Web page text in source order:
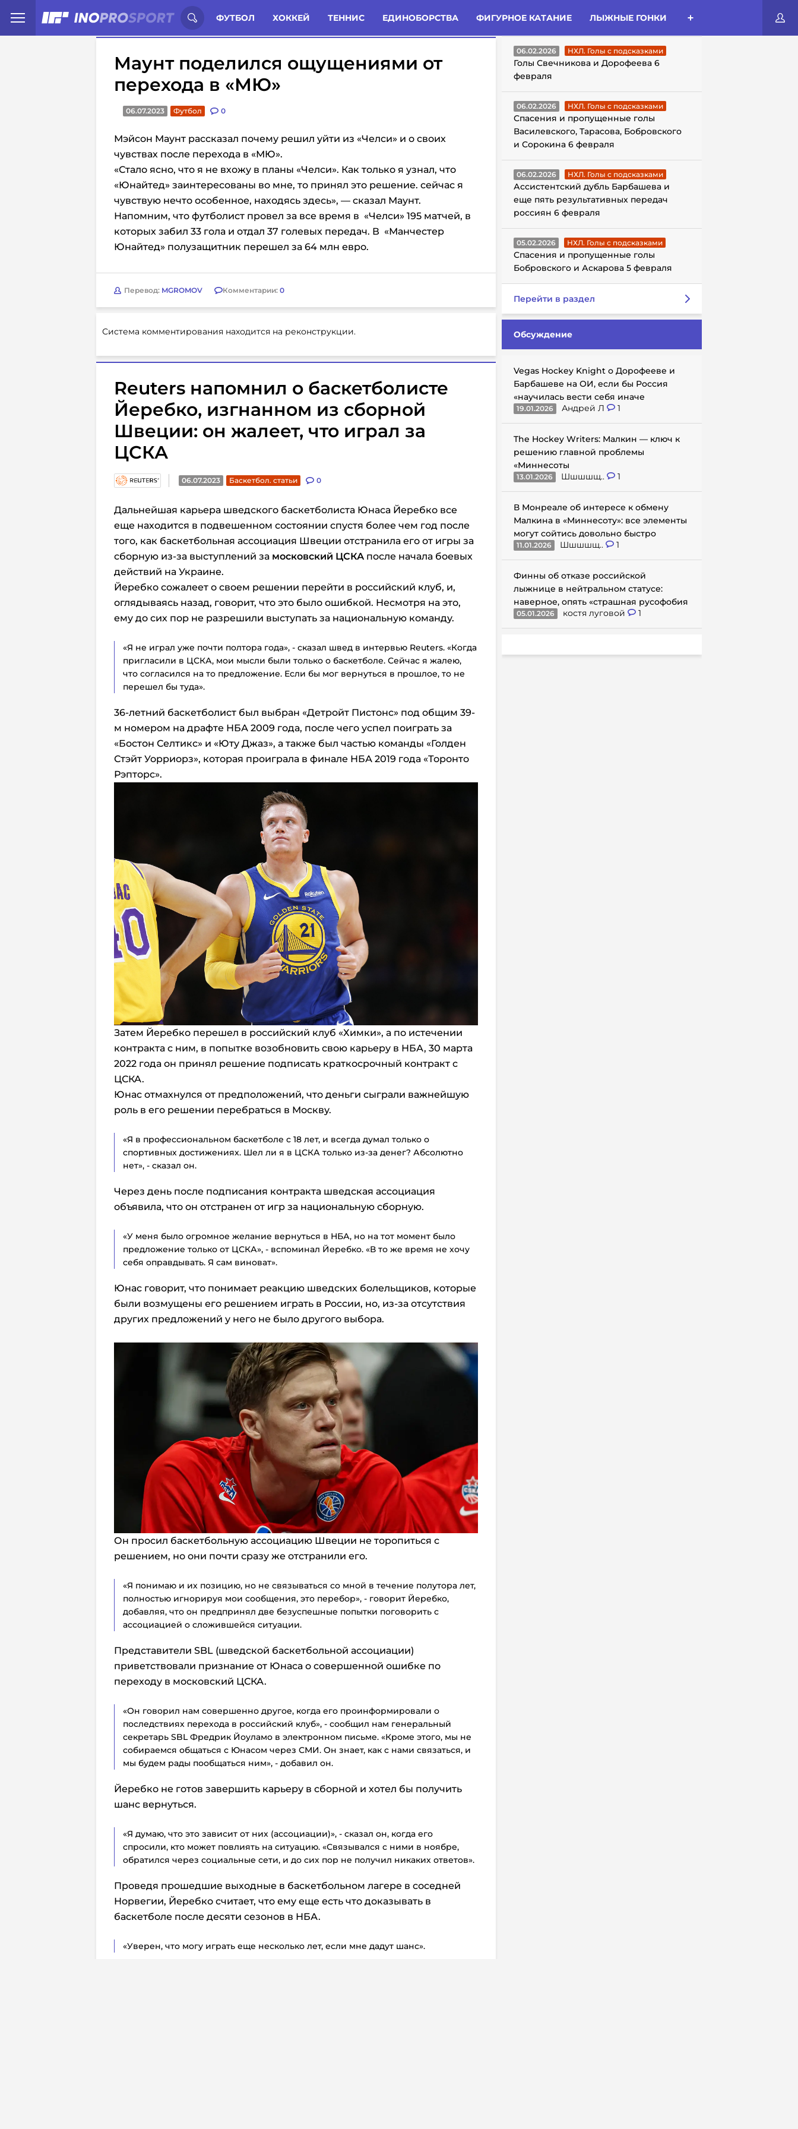
ФУТБОЛ ХОККЕЙ ТЕННИС ЕДИНОБОРСТВА ФИГУРНОЕ КАТАНИЕ ЛЫЖНЫЕ ГОНКИ
Иностранцы о спорте России: Статьи Комменты Новости
Маунт поделился ощущениями от
перехода в «МЮ»
06.07.2023 Футбол 0
Мэйсон Маунт рассказал почему решил уйти из «Челси» и о своих
чувствах после перехода в «МЮ».
«Стало ясно, что я не вхожу в планы «Челси». Как только я узнал, что
«Юнайтед» заинтересованы во мне, то принял это решение. сейчас я
чувствую нечто особенное, находясь здесь», — сказал Маунт.
Напомним, что футболист провел за все время в «Челси» 195 матчей, в
которых забил 33 гола и отдал 37 голевых передач. В «Манчестер
Юнайтед» полузащитник перешел за 64 млн евро.
Перевод: MGROMOV Комментарии: 0
Система комментирования находится на реконструкции.
Reuters напомнил о баскетболисте
Йеребко, изгнанном из сборной
Швеции: он жалеет, что играл за
ЦСКА
06.07.2023 Баскетбол. статьи 0
Дальнейшая карьера шведского баскетболиста Юнаса Йеребко все
еще находится в подвешенном состоянии спустя более чем год после
того, как баскетбольная ассоциация Швеции отстранила его от игры за
сборную из-за выступлений за московский ЦСКА после начала боевых
действий на Украине.
Йеребко сожалеет о своем решении перейти в российский клуб, и,
оглядываясь назад, говорит, что это было ошибкой. Несмотря на это,
ему до сих пор не разрешили выступать за национальную команду.
«Я не играл уже почти полтора года», - сказал швед в интервью Reuters. «Когда
пригласили в ЦСКА, мои мысли были только о баскетболе. Сейчас я жалею,
что согласился на то предложение. Если бы мог вернуться в прошлое, то не
перешел бы туда».
36-летний баскетболист был выбран «Детройт Пистонс» под общим 39-
м номером на драфте НБА 2009 года, после чего успел поиграть за
«Бостон Селтикс» и «Юту Джаз», а также был частью команды «Голден
Стэйт Уорриорз», которая проиграла в финале НБА 2019 года «Торонто
Рэпторс».
Затем Йеребко перешел в российский клуб «Химки», а по истечении
контракта с ним, в попытке возобновить свою карьеру в НБА, 30 марта
2022 года он принял решение подписать краткосрочный контракт с
ЦСКА.
Юнас отмахнулся от предположений, что деньги сыграли важнейшую
роль в его решении перебраться в Москву.
«Я в профессиональном баскетболе с 18 лет, и всегда думал только о
спортивных достижениях. Шел ли я в ЦСКА только из-за денег? Абсолютно
нет», - сказал он.
Через день после подписания контракта шведская ассоциация
объявила, что он отстранен от игр за национальную сборную.
«У меня было огромное желание вернуться в НБА, но на тот момент было
предложение только от ЦСКА», - вспоминал Йеребко. «В то же время не хочу
себя оправдывать. Я сам виноват».
Юнас говорит, что понимает реакцию шведских болельщиков, которые
были возмущены его решением играть в России, но, из-за отсутствия
других предложений у него не было другого выбора.
Он просил баскетбольную ассоциацию Швеции не торопиться с
решением, но они почти сразу же отстранили его.
«Я понимаю и их позицию, но не связываться со мной в течение полутора лет,
полностью игнорируя мои сообщения, это перебор», - говорит Йеребко,
добавляя, что он предпринял две безуспешные попытки поговорить с
ассоциацией о сложившейся ситуации.
Представители SBL (шведской баскетбольной ассоциации)
приветствовали признание от Юнаса о совершенной ошибке по
переходу в московский ЦСКА.
«Он говорил нам совершенно другое, когда его проинформировали о
последствиях перехода в российский клуб», - сообщил нам генеральный
секретарь SBL Фредрик Йоуламо в электронном письме. «Кроме этого, мы не
собираемся общаться с Юнасом через СМИ. Он знает, как с нами связаться, и
мы будем рады пообщаться ним», - добавил он.
Йеребко не готов завершить карьеру в сборной и хотел бы получить
шанс вернуться.
«Я думаю, что это зависит от них (ассоциации)», - сказал он, когда его
спросили, кто может повлиять на ситуацию. «Связывался с ними в ноябре,
обратился через социальные сети, и до сих пор не получил никаких ответов».
Проведя прошедшие выходные в баскетбольном лагере в соседней
Норвегии, Йеребко считает, что ему еще есть что доказывать в
баскетболе после десяти сезонов в НБА.
«Уверен, что могу играть еще несколько лет, если мне дадут шанс».
ГОЛЫ С ПОДСКАЗКАМИ
06.02.2026 НХЛ. Голы с подсказками
Голы Свечникова и Дорофеева 6
февраля
06.02.2026 НХЛ. Голы с подсказками
Спасения и пропущенные голы
Василевского, Тарасова, Бобровского
и Сорокина 6 февраля
06.02.2026 НХЛ. Голы с подсказками
Ассистентский дубль Барбашева и
еще пять результативных передач
россиян 6 февраля
05.02.2026 НХЛ. Голы с подсказками
Спасения и пропущенные голы
Бобровского и Аскарова 5 февраля
Перейти в раздел
Обсуждение
Vegas Hockey Knight о Дорофееве и
Барбашеве на ОИ, если бы Россия
«научилась вести себя иначе
19.01.2026 Андрей Л 1
The Hockey Writers: Малкин — ключ к
решению главной проблемы
«Миннесоты
13.01.2026 Шшшшщ.. 1
В Монреале об интересе к обмену
Малкина в «Миннесоту»: все элементы
могут сойтись довольно быстро
11.01.2026 Шшшшщ.. 1
Финны об отказе российской
лыжнице в нейтральном статусе:
наверное, опять «страшная русофобия
05.01.2026 костя луговой 1